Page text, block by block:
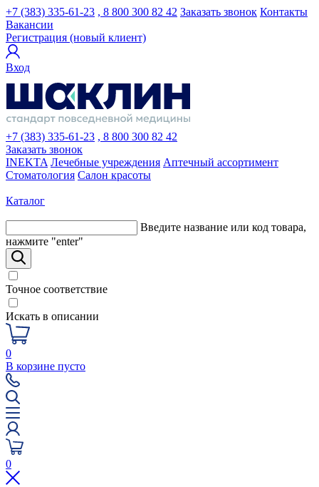
+7 (383) 335-61-23 , 8 800 300 82 42 Заказать звонок Контакты
Вакансии
Регистрация (новый клиент)
Вход
+7 (383) 335-61-23 , 8 800 300 82 42
Заказать звонок
INEKTA Лечебные учреждения Аптечный ассортимент
Стоматология Салон красоты
Каталог
Введите название или код товара,
нажмите "enter"
Точное соответствие
Искать в описании
0
В корзине пусто
0